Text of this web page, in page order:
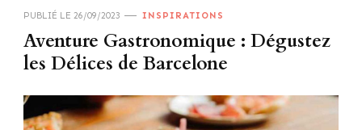
PUBLIÉ LE 26/09/2023 INSPIRATIONS
Aventure Gastronomique : Dégustez
les Délices de Barcelone